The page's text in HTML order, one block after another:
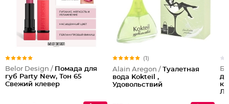
Belor Design / Помада для
губ Party New, Тон 65
Свежий клевер
(1)
Alain Aregon / Туалетная
вода Kokteil ,
Удовольствий